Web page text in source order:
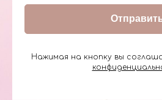
Нажимая на кнопку вы